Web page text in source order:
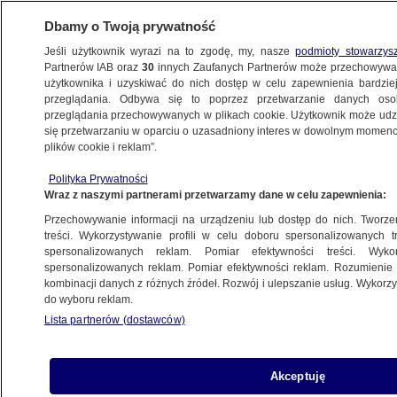
ŚWIAT
sekretarz. "Bild": to oni mogą przejąć stery
w Rosji
28.05.2022, 17:29
Udostępnij
Dbamy o Twoją prywatność
Jeśli użytkownik wyrazi na to zgodę, my, naszepodmioty
Partnerów IAB oraz30 innych Zaufanych Partnerów może
użytkownika i uzyskiwać do nich dostęp w celu zapewnienia
przeglądania. Odbywa się to poprzez przetwarzanie danych
przeglądania przechowywanych w plikach cookie. Użytkownik może
się przetwarzaniu w oparciu o uzasadniony interes w dowolnym
plików cookie i reklam”.
Polityka Prywatności
Wraz z naszymi partnerami przetwarzamy dane w celu zapewnienia:
Przechowywanie informacji na urządzeniu lub dostęp do nich.
treści. Wykorzystywanie profili w celu doboru spersonalizowanych
spersonalizowanych reklam. Pomiar efektywności treści.
spersonalizowanych reklam. Pomiar efektywności reklam.
kombinacji danych z różnych źródeł. Rozwój i ulepszanie usług.
do wyboru reklam.
Lista partnerów (dostawców)
Akceptuję